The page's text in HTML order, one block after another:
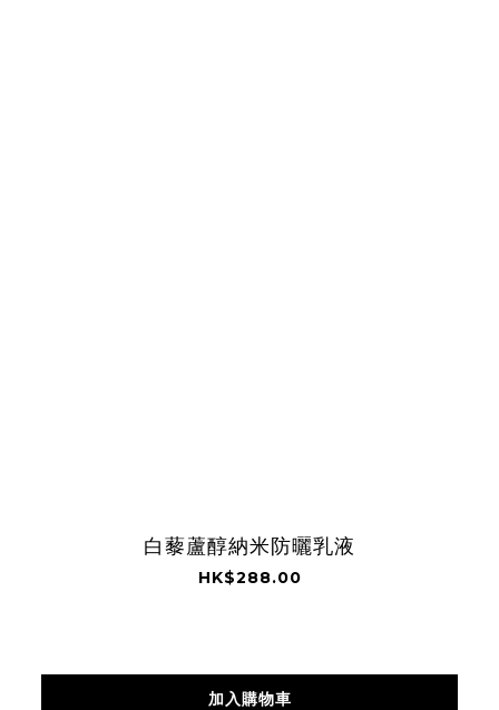
白藜蘆醇納米防曬乳液
HK$288.00
加入購物車